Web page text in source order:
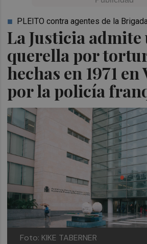
La Justicia admite
querella por
hechas en 1971 en
por la policía
PLEITO contra agentes de la
Foto: KIKE TABERNER